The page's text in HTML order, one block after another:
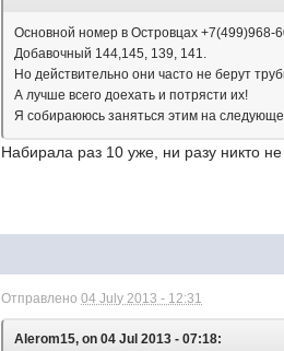
Основной номер в Островцах +7(499)968-
Добавочный 144,145, 139, 141.
Но действительно они часто не берут
А лучше всего доехать и потрясти их!
Я собираююсь заняться этим на
Набирала раз 10 уже, ни разу никто не
Отправлено04 July 2013 - 12:31
Alerom15, on 04 Jul 2013 - 07:18: